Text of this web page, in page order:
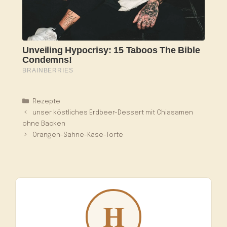
Kategorien
Rezepte
unser köstliches Erdbeer-Dessert mit Chiasamen
ohne Backen
Orangen-Sahne-Käse-Torte